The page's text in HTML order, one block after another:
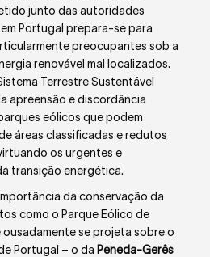
junto das autoridades
Portugal prepara-se para
preocupantes sob a
renovável mal localizados.
Terrestre Sustentável
apreensão e discordância
eólicos que podem
áreas classificadas e redutos
os urgentes e
transição energética.
da conservação da
como o Parque Eólico de
ousadamente se projeta sobre o
Portugal – o da Peneda-Gerês